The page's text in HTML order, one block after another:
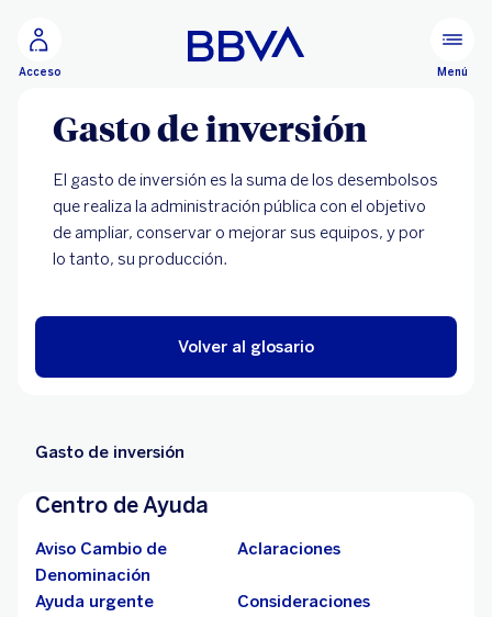
Acceso Menú
Gasto de inversión
El gasto de inversión es la suma de los desembolsos
que realiza la administración pública con el objetivo
de ampliar, conservar o mejorar sus equipos, y por
lo tanto, su producción.
Volver al glosario
Gasto de inversión
Centro de Ayuda
Aviso Cambio de
Denominación
Aclaraciones
Ayuda urgente
Consideraciones